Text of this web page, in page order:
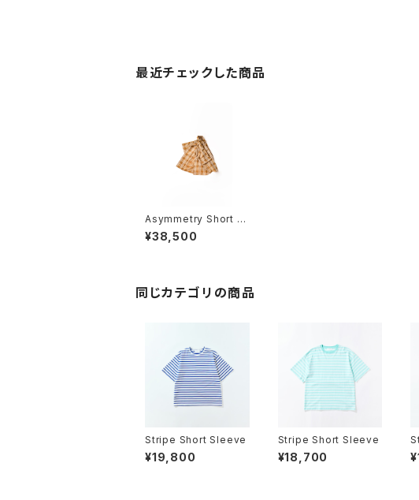
最近チェックした商品
Asymmetry Short Sl
eeve Shirt 4
¥38,500
同じカテゴリの商品
Stripe Short Sleeve
¥19,800
Stripe Short Sleeve
¥18,700